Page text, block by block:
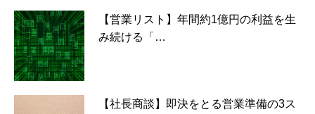
【営業リスト】年間約1億円の利益を生
み続ける「…
【社長商談】即決をとる営業準備の3ス